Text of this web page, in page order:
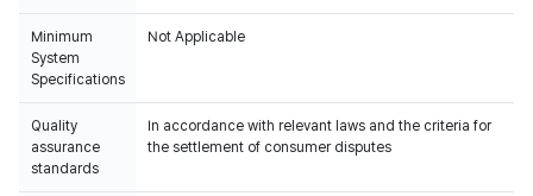
Minimum
System
Specifications
Not Applicable
Quality
assurance
standards
In accordance with relevant laws and the criteria for
the settlement of consumer disputes